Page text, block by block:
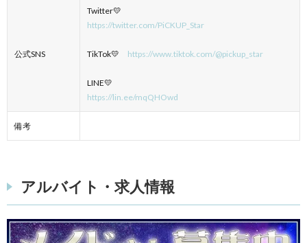
公式SNS
Twitter💛
https://twitter.com/PiCKUP_Star
TikTok💛 https://www.tiktok.com/@pickup_star
LINE💛
https://lin.ee/mqQHOwd
備考
アルバイト・求人情報